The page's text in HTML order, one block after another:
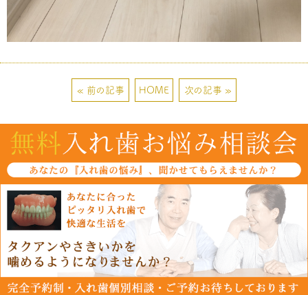
« 前の記事 HOME 次の記事 »